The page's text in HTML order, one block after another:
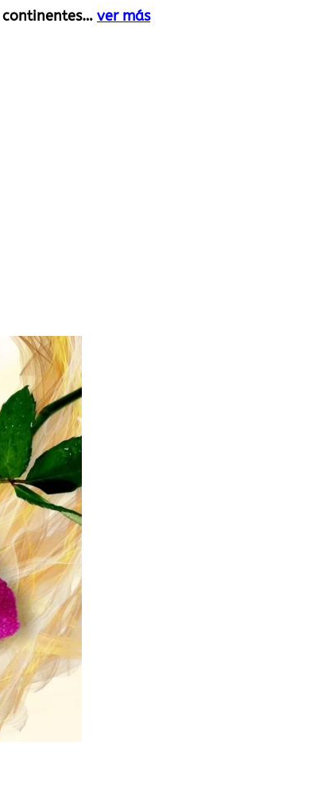
continentes… ver más